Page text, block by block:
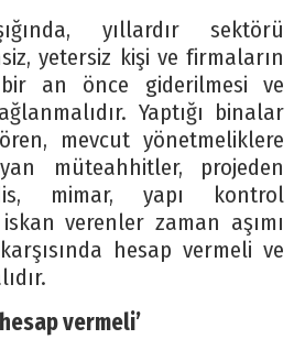
yıllardır sektörü
yetersiz kişi ve firmaların
an önce giderilmesi ve
Yaptığı binalar
mevcut yönetmeliklere
müteahhitler, projeden
mimar, yapı kontrol
verenler zaman aşımı
hesap vermeli ve
vermeli’